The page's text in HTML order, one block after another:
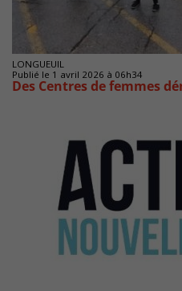
LONGUEUIL
Publié le 1 avril 2026 à 06h34
Des Centres de femmes